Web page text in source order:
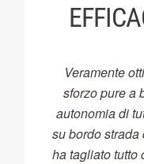
Veramente
sforzo pure a
autonomia di
su bordo
ha tagliato tutto